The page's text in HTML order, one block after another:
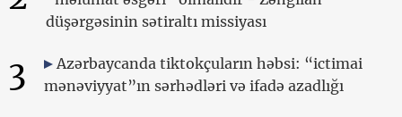
düşərgəsinin sətiraltı missiyası
3
Azərbaycanda tiktokçuların həbsi: “ictimai
mənəviyyat”ın sərhədləri və ifadə azadlığı